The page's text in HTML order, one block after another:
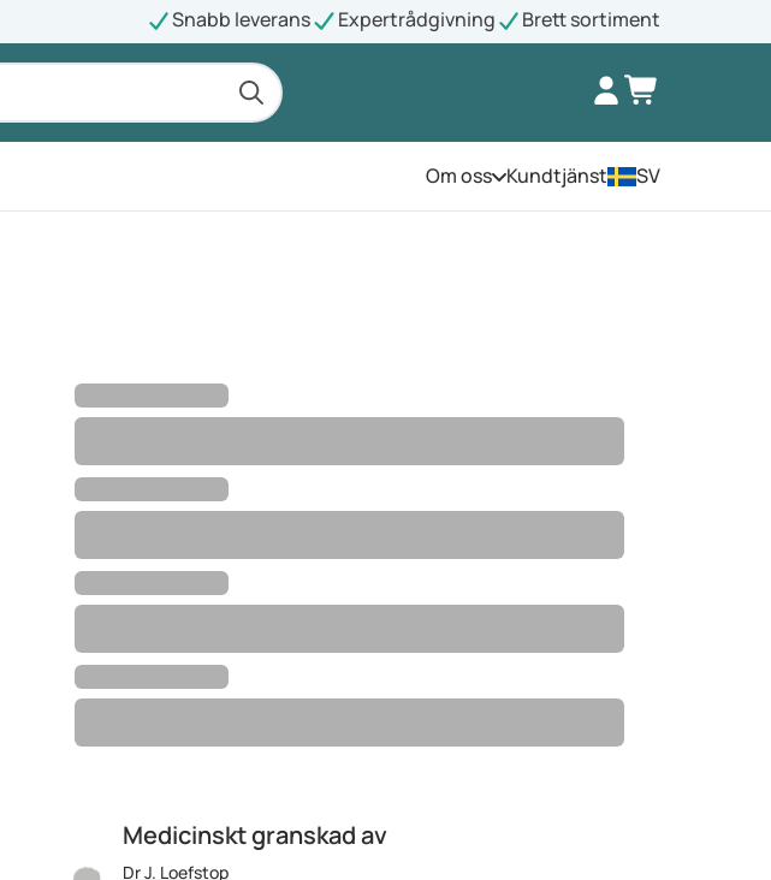
Snabb leverans Expertrådgivning Brett sortiment
Om ossÖppna menyn
Kundtjänst SV
Medicinskt granskad av
Dr J. Loefstop